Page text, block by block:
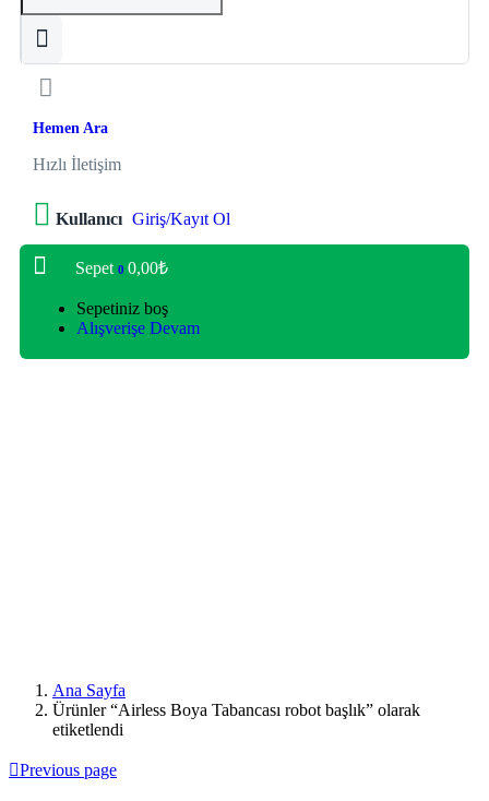
Hemen Ara
Hızlı İletişim
Kullanıcı Giriş/Kayıt Ol
Sepet 0 0,00₺
Sepetiniz boş
Alışverişe Devam
Ana Sayfa
Ürünler “Airless Boya Tabancası robot başlık” olarak
etiketlendi
Previous page